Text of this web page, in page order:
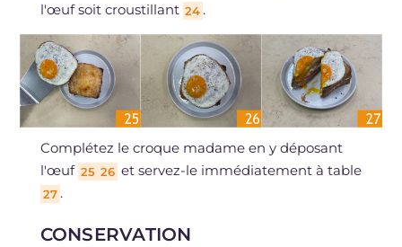
l'œuf soit croustillant 24 .
Complétez le croque madame en y déposant
l'œuf 25 26 et servez-le immédiatement à table
27 .
CONSERVATION